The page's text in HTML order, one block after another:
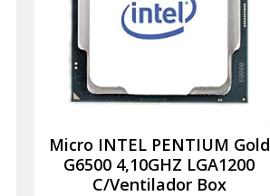
Micro INTEL PENTIUM Gold
G6500 4,10GHZ LGA1200
C/Ventilador Box